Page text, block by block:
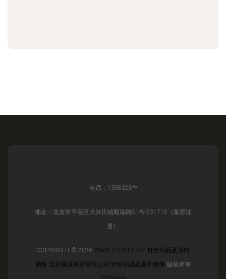
电话：1398328**
地址：北京市平谷区大兴庄镇顺福路81号-231718（集群注
册）
COPYRIGHT © 2026 WWW.DTRNP.COM 针纺织品及原料
销售 北京俊溪商贸有限公司 针纺织品及原料销售 版权所有